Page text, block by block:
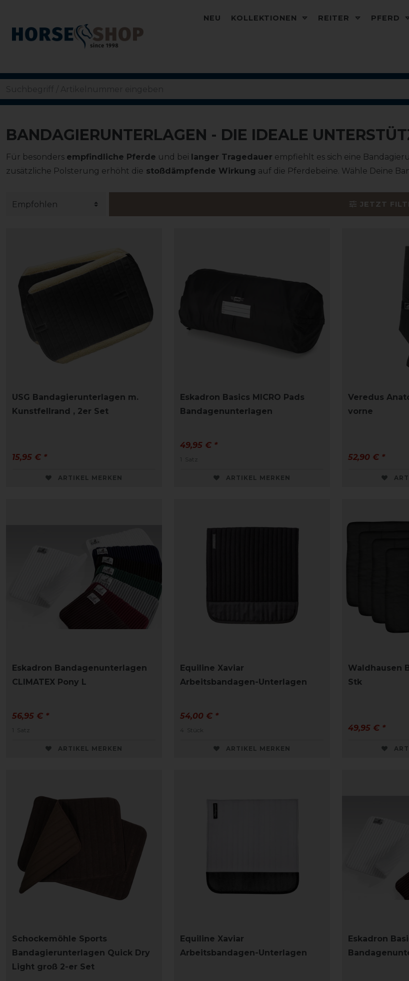
NEU KOLLEKTIONEN REITER PFERD
BANDAGIERUNTERLAGEN - DIE IDEALE
Für besonders empfindliche Pferde und bei langer Tragedauer empfiehlt es sich eine
zusätzliche Polsterung erhöht die stoßdämpfende Wirkung auf die Pferdebeine. Wähle Deine
JETZT
USG Bandagierunterlagen m.
Kunstfellrand , 2er Set
15,95 € *
ARTIKEL MERKEN
Eskadron Basics MICRO Pads
Bandagenunterlagen
49,95 € *
1 Satz
ARTIKEL MERKEN
Veredus
vorne
52,90 € *
Eskadron Bandagenunterlagen
CLIMATEX Pony L
56,95 € *
1 Satz
ARTIKEL MERKEN
Equiline Xaviar
Arbeitsbandagen-Unterlagen
54,00 € *
4 Stück
ARTIKEL MERKEN
Waldhausen
Stk
49,95 € *
Schockemöhle Sports
Bandagierunterlagen Quick Dry
Light groß 2-er Set
Equiline Xaviar
Arbeitsbandagen-Unterlagen
Eskadron